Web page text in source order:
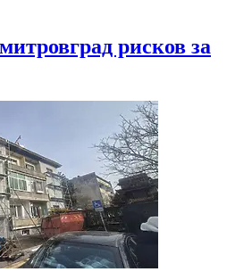
рисков за